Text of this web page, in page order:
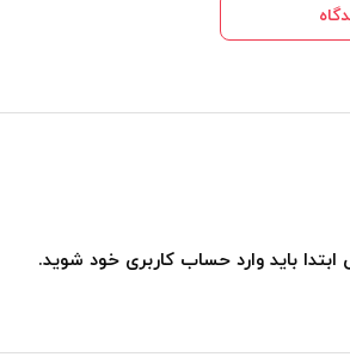
باید وارد حساب کاربری خود شوید.